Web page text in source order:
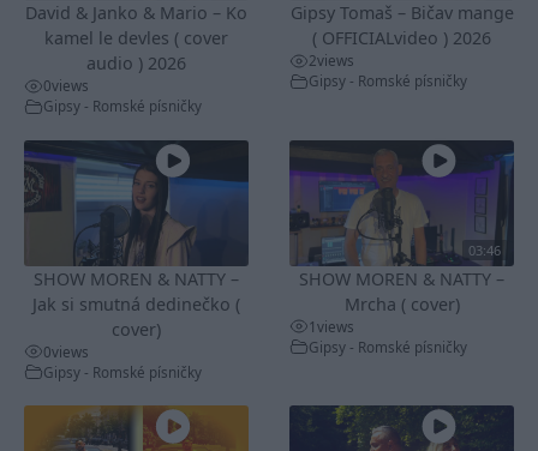
David & Janko & Mario – Ko
kamel le devles ( cover
audio ) 2026
0views
Gipsy - Romské písničky
Gipsy Tomaš – Bičav mange
( OFFICIALvideo ) 2026
2views
Gipsy - Romské písničky
SHOW MOREN & NATTY –
Jak si smutná dedinečko (
cover)
0views
Gipsy - Romské písničky
03:46
SHOW MOREN & NATTY –
Mrcha ( cover)
1views
Gipsy - Romské písničky